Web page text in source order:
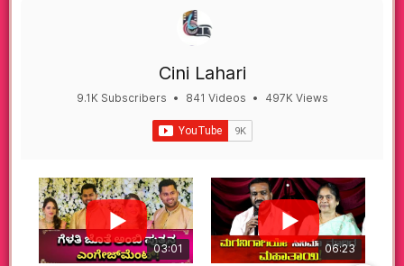
Cini Lahari
9.1K Subscribers • 841 Videos • 497K Views
03:01 06:23